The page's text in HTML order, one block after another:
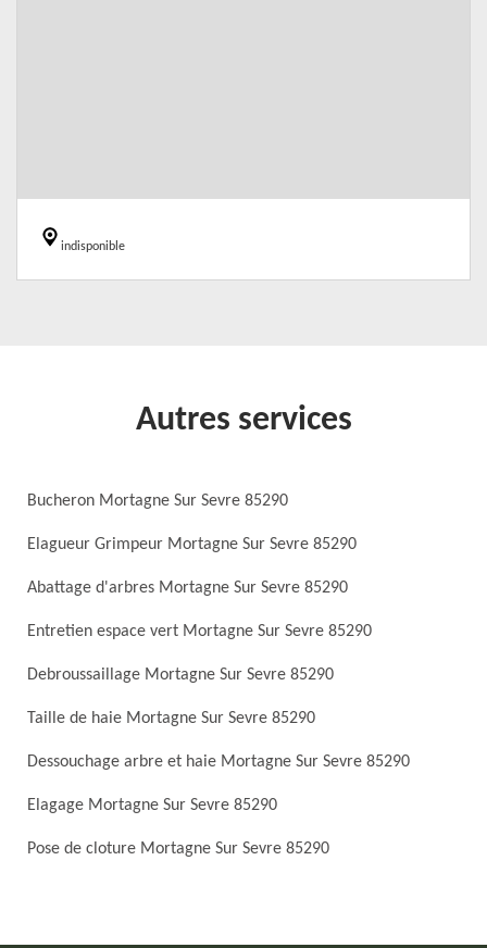
indisponible
Autres services
Bucheron Mortagne Sur Sevre 85290
Elagueur Grimpeur Mortagne Sur Sevre 85290
Abattage d'arbres Mortagne Sur Sevre 85290
Entretien espace vert Mortagne Sur Sevre 85290
Debroussaillage Mortagne Sur Sevre 85290
Taille de haie Mortagne Sur Sevre 85290
Dessouchage arbre et haie Mortagne Sur Sevre 85290
Elagage Mortagne Sur Sevre 85290
Pose de cloture Mortagne Sur Sevre 85290